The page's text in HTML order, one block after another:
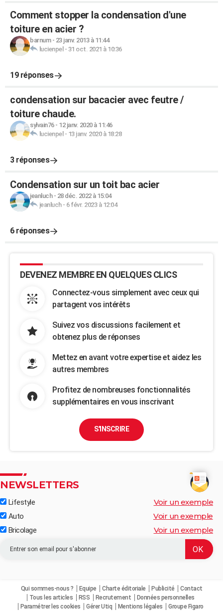
Comment stopper la condensation d'une
toiture en acier ?
barnum- 23 janv. 2013 à 11:44
lucienpel - 31 oct. 2021 à 10:36
19 réponses
condensation sur bacacier avec feutre /
toiture chaude.
sylvain76- 12 janv. 2020 à 11:46
lucienpel - 13 janv. 2020 à 18:28
3 réponses
Condensation sur un toit bac acier
jeanluch- 28 déc. 2022 à 15:04
jeanluch- 6 févr. 2023 à 12:04
6 réponses
DEVENEZ MEMBRE EN QUELQUES CLICS
Connectez-vous simplement avec ceux qui
partagent vos intérêts
Suivez vos discussions facilement et
obtenez plus de réponses
Mettez en avant votre expertise et aidez les
autres membres
Profitez de nombreuses fonctionnalités
supplémentaires en vous inscrivant
S'INSCRIRE
NEWSLETTERS
Lifestyle Voir un exemple
Auto Voir un exemple
Bricolage Voir un exemple
Qui sommes-nous ? Equipe Charte éditoriale Publicité
Contact
Tous les articles
RSS Recrutement
Données personnelles
Paramétrer les cookies
Gérer Utiq Mentions légales Groupe Figaro